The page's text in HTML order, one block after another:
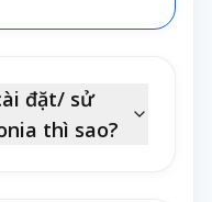
đặt/ sử
thì sao?